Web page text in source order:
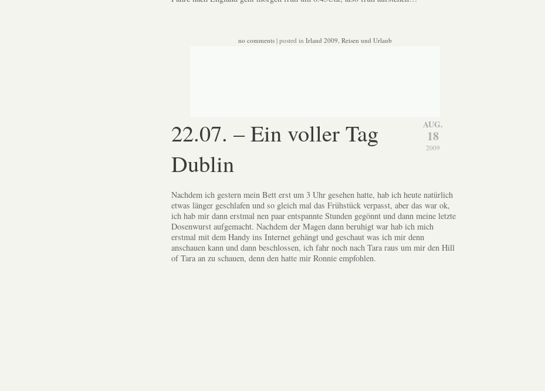
no comments | posted in Irland 2009 Reisen und Urlaub
AUG.
18
2009
22.07. – Ein voller Tag
Dublin
Nachdem ich gestern mein Bett erst um 3 Uhr gesehen hatte, hab ich heute natürlich
etwas länger geschlafen und so gleich mal das Frühstück verpasst, aber das war ok,
ich hab mir dann erstmal nen paar entspannte Stunden gegönnt und dann meine letzte
Dosenwurst aufgemacht. Nachdem der Magen dann beruhigt war hab ich mich
erstmal mit dem Handy ins Internet gehängt und geschaut was ich mir denn
anschauen kann und dann beschlossen, ich fahr noch nach Tara raus um mir den Hill
of Tara an zu schauen, denn den hatte mir Ronnie empfohlen.